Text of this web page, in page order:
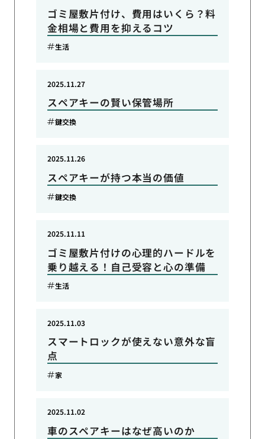
ゴミ屋敷片付け、費用はいくら？料
金相場と費用を抑えるコツ
生活
スペアキーの賢い保管場所
2025.11.27
鍵交換
スペアキーが持つ本当の価値
2025.11.26
鍵交換
ゴミ屋敷片付けの心理的ハードルを
乗り越える！自己受容と心の準備
2025.11.11
生活
スマートロックが使えない意外な盲
点
2025.11.03
家
車のスペアキーはなぜ高いのか
2025.11.02